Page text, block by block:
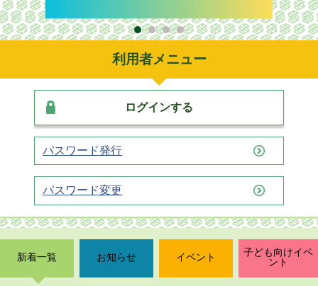
利用者メニュー
ログインする
パスワード発行
パスワード変更
新着一覧 お知らせ イベント
子ども向けイベ
ント